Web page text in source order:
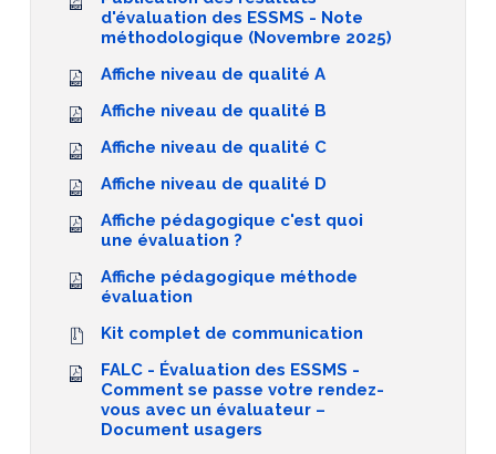
d'évaluation des ESSMS - Note
méthodologique (Novembre 2025)
Affiche niveau de qualité A
Affiche niveau de qualité B
Affiche niveau de qualité C
Affiche niveau de qualité D
Affiche pédagogique c'est quoi
une évaluation ?
Affiche pédagogique méthode
évaluation
Kit complet de communication
FALC - Évaluation des ESSMS -
Comment se passe votre rendez-
vous avec un évaluateur –
Document usagers